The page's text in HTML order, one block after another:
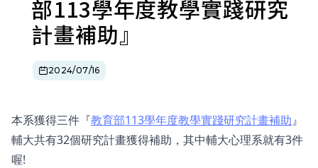
部113學年度教學實踐研究
計畫補助』
2024/07/16
本系獲得三件『教育部113學年度教學實踐研究計畫補助』
輔大共有32個研究計畫獲得補助，其中輔大心理系就有3件
喔!